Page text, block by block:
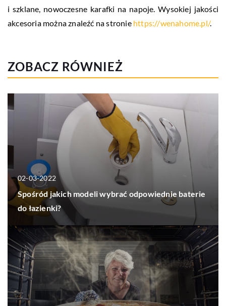
i szklane, nowoczesne karafki na napoje. Wysokiej jakości
akcesoria można znaleźć na stronie https://wenahome.pl/.
ZOBACZ RÓWNIEŻ
02-03-2022
Spośród jakich modeli wybrać odpowiednie baterie
do łazienki?